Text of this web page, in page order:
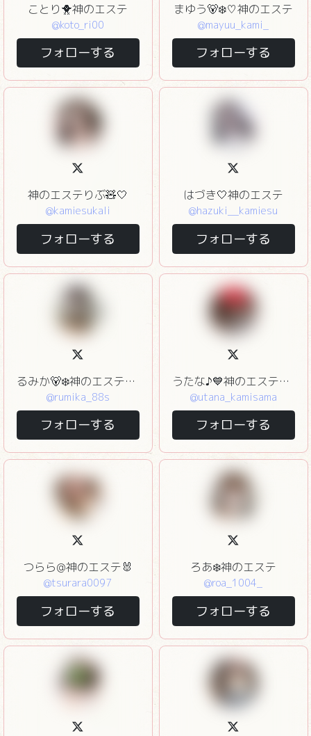
ことり🐥神のエステ
@koto_ri00
フォローする
まゆう🐻‍❄️♡神のエステ
@mayuu_kami_
フォローする
神のエステりぶ🧸🤍
@kamiesukali
フォローする
はづき🤍神のエステ
@hazuki__kamiesu
フォローする
るみか🐻‍❄神のエステ🪽🫧
@rumika_88s
フォローする
うたな♪💙神のエステ（愛犬家です🐶）
@utana_kamisama
フォローする
つらら@神のエステ🐰
@tsurara0097
フォローする
ろあ❄️神のエステ
@roa_1004_
フォローする